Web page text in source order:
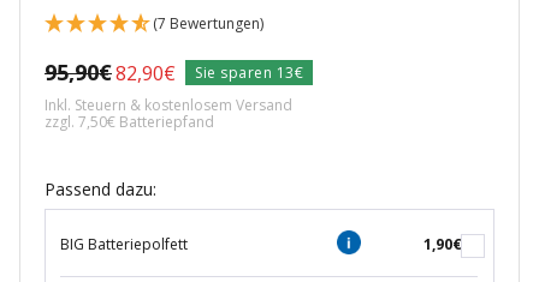
(7 Bewertungen)
Angebotspreis
82,90€
Regulärer
Preis
95,90€
Sie sparen 13€
Inkl. Steuern & kostenlosem Versand
zzgl. 7,50€ Batteriepfand
Passend dazu:
BIG Batteriepolfett 1,90€